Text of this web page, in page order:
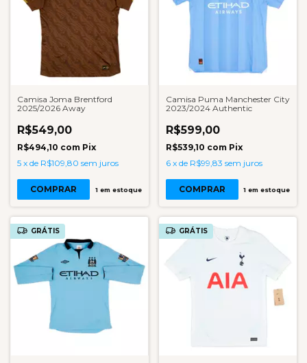
Camisa Joma Brentford
2025/2026 Away
R$549,00
R$494,10 com Pix
5 x de R$109,80 sem juros
COMPRAR 1em estoque
Camisa Puma Manchester City
2023/2024 Authentic
R$599,00
R$539,10 com Pix
6 x de R$99,83 sem juros
COMPRAR 1 em estoque
GRÁTIS GRÁTIS